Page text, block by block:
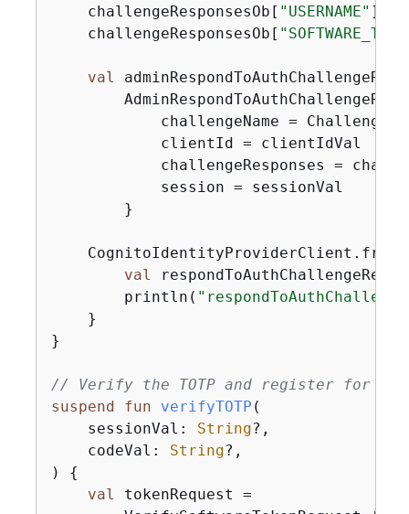
    challengeResponsesOb[
"USERNAME" ] =
    challengeResponsesOb[
val
challengeName =
            clientId = clientIdVal
challengeResponses =
            session = sessionVal
        }
val
        println(
    }
}
// Verify the TOTP and register for
suspend
fun verifyTOTP (
    sessionVal:
String?,
    codeVal:
String?,
)
{
val tokenRequest =